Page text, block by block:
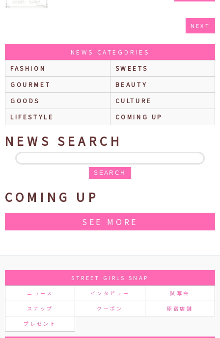
NEXT
NEWS CATEGORIES
FASHION
SWEETS
GOURMET
BEAUTY
GOODS
CULTURE
LIFESTYLE
COMING UP
NEWS SEARCH
SEARCH
COMING UP
SEE MORE
STREET GIRLS SNAP
ニュース インタビュー 試写会
スナップ クーポン 原宿店舗
プレゼント